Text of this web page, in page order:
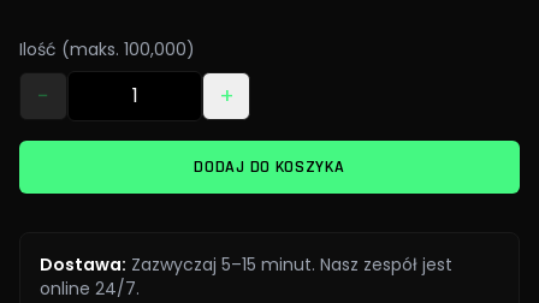
Ilość (maks. 100,000)
− +
DODAJ DO KOSZYKA
Dostawa: Zazwyczaj 5–15 minut. Nasz zespół jest
online 24/7.